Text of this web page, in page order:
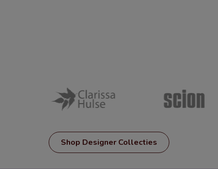
Shop Designer Collecties